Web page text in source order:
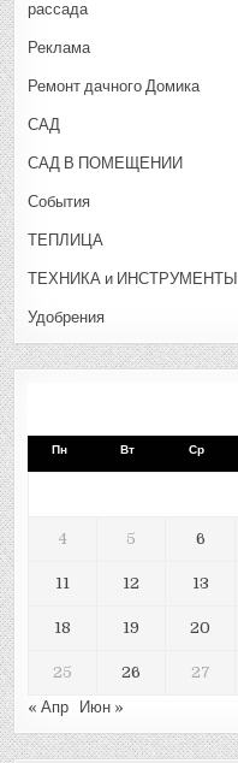
рассада
Реклама
Ремонт дачного Домика
САД
САД В ПОМЕЩЕНИИ
События
ТЕПЛИЦА
ТЕХНИКА и ИНСТРУМЕНТЫ
Удобрения
Пн Вт Ср
4 5 6
11 12 13
18 19 20
25 26 27
« Апр
Июн »